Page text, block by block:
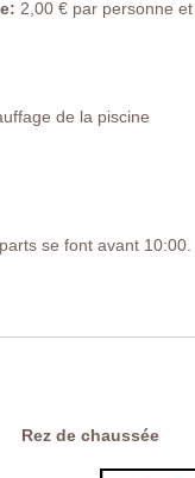
2,00 € par personne
de la piscine
se font avant 10:00.
Rez de chaussée